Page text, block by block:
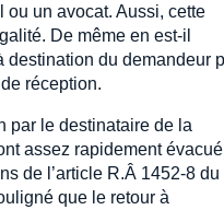
ou un avocat. Aussi, cette
De même en est-il
destination du demandeur
réception.
par le destinataire de la
assez rapidement
de l’article R.Â 1452-8 du
que le retour à